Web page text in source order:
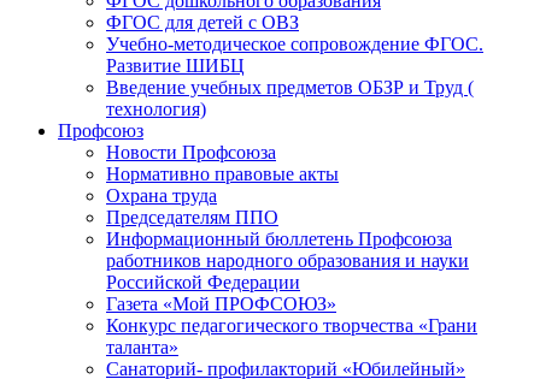
ФГОС для детей с ОВЗ
Учебно-методическое сопровождение ФГОС.
Развитие ШИБЦ
Введение учебных предметов ОБЗР и Труд (
технология)
Профсоюз
Новости Профсоюза
Нормативно правовые акты
Охрана труда
Председателям ППО
Информационный бюллетень Профсоюза
работников народного образования и науки
Российской Федерации
Газета «Мой ПРОФСОЮЗ»
Конкурс педагогического творчества «Грани
таланта»
Санаторий- профилакторий «Юбилейный»